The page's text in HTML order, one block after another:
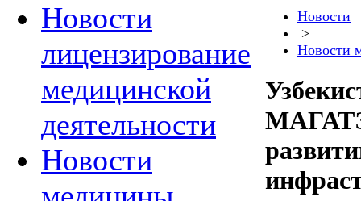
Новости
лицензирование
медицинской
деятельности
Новости
Новости
>
Новости